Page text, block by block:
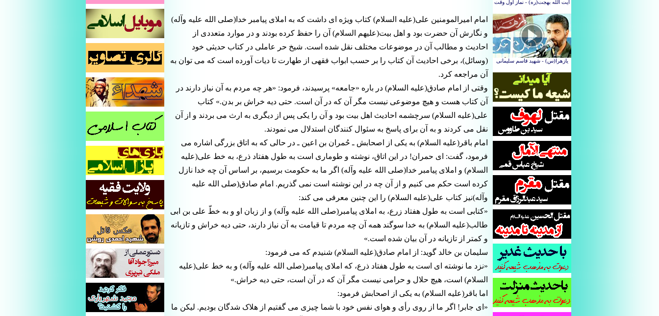
امام امیرالمومنین على(علیه السلام) کتاب ویژه اى داشت که به املاى پیامبر خدا(صلى الله علیه وآله)
و نگارش آن حضرت بود و اهل بیت(علیهم السلام) آن را حفظ کرده بودند و در موارد متعددى از
احادیث و مطالب آن در موضوعات مختلف نقل شده است. شیخ حر عاملى در کتاب حدیثى خود
(وسائل)، برخی احادیث آن کتاب را بر حسب ابواب فقهى از طهارت تا دیات آورده است که مى توان به
آن مراجعه کرد.
وقتى از امام صادق(علیه السلام) در باره «جامعه» پرسیدند، فرمود: «هر چه مردم به آن نیاز دارند در
آن کتاب هست و هیچ موضوعى نیست مگر آن که در آن است. حتى دیه خراش بر بدن.» کتاب
على(علیه السلام) سرچشمه احادیث اهل بیت بود و آن را یکى پس از دیگرى به ارث مى بردند و از آن
نقل مى کردند و به آن براى پاسخ به سئوال کنندگان استدلال مى نمودند.
امام باقر(علیه السلام) به یکى از اصحابش ـ حُمران بن اعین ـ در حالى که به اتاق بزرگى اشاره مى
فرمود، گفت: اى حمران! در این اتاق، نوشته و طومارى است به طول هفتاد ذرع، به خط على(علیه
السلام) و املاى پیامبر خدا(صلى الله علیه وآله) اگر ما به حکومت برسیم، بر اساس آن چه خدا نازل
کرده است حکم مى کنیم و از آن چه در این نوشته است نمى گذریم. امام صادق(صلى الله علیه
وآله)نیز کتاب على(علیه السلام) را این چنین معرفى مى کند:
«کتابى است به طول هفتاد زرع، به املاى پیامبر(صلى الله علیه وآله) و از زبان او و به خطّ على بن ابى
طالب(علیه السلام) به خدا سوگند همه آن چه مردم تا قیامت به آن نیاز دارند، حتى دیه خراش و تازیانه
و کمتر از تازیانه در آن بیان شده است.»
سلیمان بن خالد گوید: از امام صادق(علیه السلام) شنیدم که مى فرمود:
«نزد ما نوشته اى است به طول هفتاد ذرع، که املاى پیامبر(صلى الله علیه وآله) و به خط على(علیه
السلام) است، هیچ حلال و حرامى نیست مگر آن که در آن است، حتى دیه خراش.»
اما باقر(علیه السلام) به یکى از اصحابش فرمود:
«اى جابر! اگر ما از روى رأى و هواى نفس خود با شما چیزى مى گفتیم از هلاک شدگان بودیم. لیکن ما